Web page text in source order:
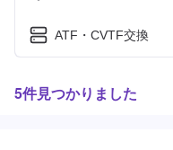
ATF・CVTF交換
5件見つかりました